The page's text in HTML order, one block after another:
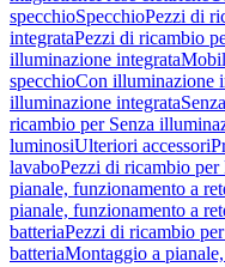
specchioSpecchioPezzi di
integrataPezzi di ricambio
illuminazione integrata
specchioCon illuminazione
illuminazione integrata
ricambio per Senza
luminosiUlteriori accessori
lavaboPezzi di ricambio
pianale, funzionamento a
pianale, funzionamento a
batteriaPezzi di ricambio
batteriaMontaggio a